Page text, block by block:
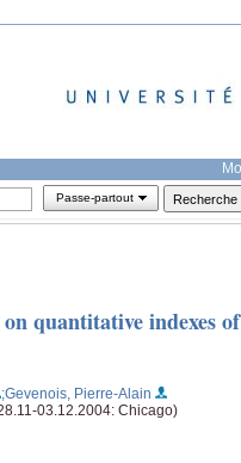
Passe-partout
quantitative indexes
;Gevenois, Pierre-Alain
03.12.2004: Chicago)